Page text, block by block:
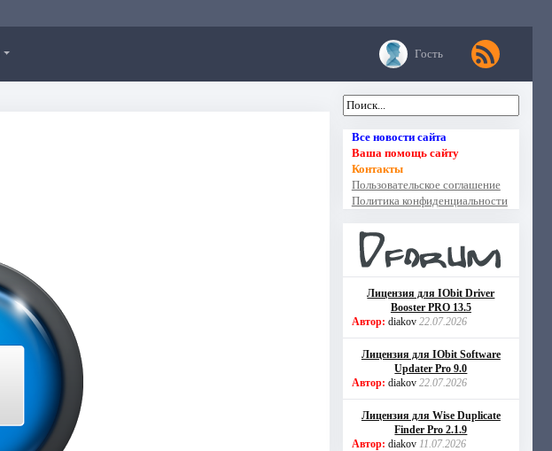
Гость
Все новости сайта
Ваша помощь сайту
Контакты
Пользовательское соглашение
Политика конфиденциальности
Лицензия для IObit Driver
Booster PRO 13.5
Автор: diakov 22.07.2026
Лицензия для IObit Software
Updater Pro 9.0
Автор: diakov 22.07.2026
Лицензия для Wise Duplicate
Finder Pro 2.1.9
Автор: diakov 11.07.2026